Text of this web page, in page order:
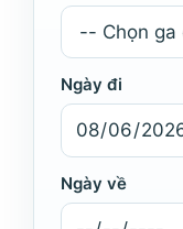
Ngày đi
Ngày về